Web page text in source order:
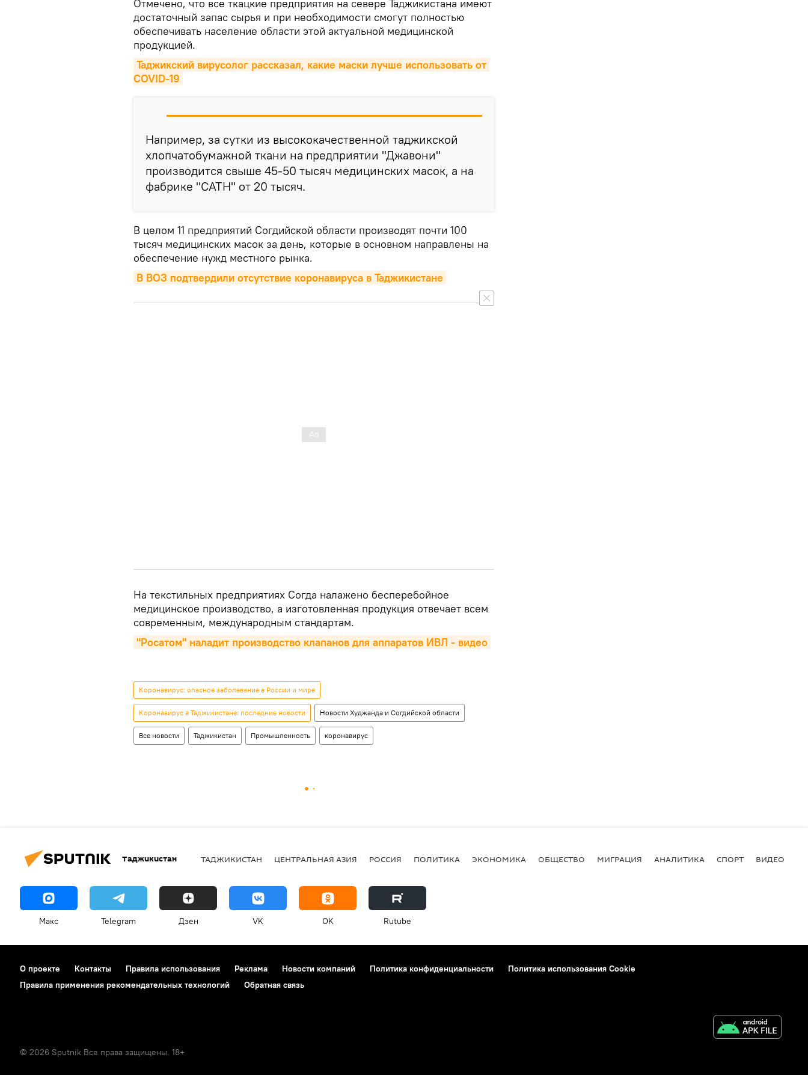
Отмечено, что все ткацкие предприятия на севере Таджикистана имеют
достаточный запас сырья и при необходимости смогут полностью
обеспечивать население области этой актуальной медицинской
продукцией.
Таджикский вирусолог рассказал, какие маски лучше использовать от
COVID-19
Например, за сутки из высококачественной таджикской
хлопчатобумажной ткани на предприятии "Джавони"
производится свыше 45-50 тысяч медицинских масок, а на
фабрике "САТН" от 20 тысяч.
В целом 11 предприятий Согдийской области производят почти 100
тысяч медицинских масок за день, которые в основном направлены на
обеспечение нужд местного рынка.
В ВОЗ подтвердили отсутствие коронавируса в Таджикистане
На текстильных предприятиях Согда налажено бесперебойное
медицинское производство, а изготовленная продукция отвечает всем
современным, международным стандартам.
"Росатом" наладит производство клапанов для аппаратов ИВЛ - видео
Коронавирус: опасное заболевание в России и мире
Коронавирус в Таджикистане: последние новости Новости Худжанда и Согдийской области
Все новости Таджикистан Промышленность коронавирус
Таджикистан ТАДЖИКИСТАН ЦЕНТРАЛЬНАЯ АЗИЯ РОССИЯ ПОЛИТИКА ЭКОНОМИКА ОБЩЕСТВО МИГРАЦИЯ АНАЛИТИКА СПОРТ ВИДЕО
Макс Telegram Дзен VK OK Rutube
О проекте Контакты Правила использования Реклама Новости компаний Политика конфиденциальности
Политика использования Cookie
Правила применения рекомендательных технологий
Обратная связь
© 2026 Sputnik Все права защищены. 18+